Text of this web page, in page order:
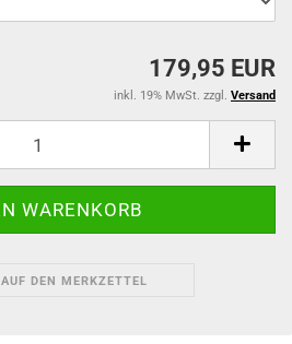
179,95 EUR
inkl. 19% MwSt. zzgl. Versand
AUF DEN MERKZETTEL